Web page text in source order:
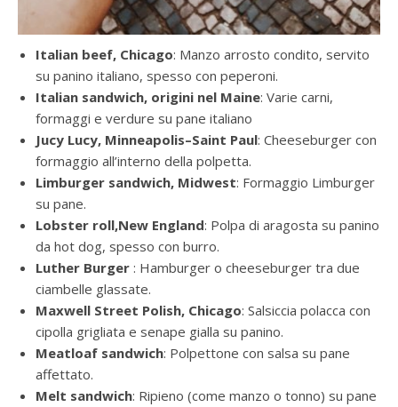
Italian beef, Chicago: Manzo arrosto condito, servito
su panino italiano, spesso con peperoni.
Italian sandwich, origini nel Maine: Varie carni,
formaggi e verdure su pane italiano
Jucy Lucy, Minneapolis–Saint Paul: Cheeseburger con
formaggio all’interno della polpetta.
Limburger sandwich, Midwest: Formaggio Limburger
su pane.
Lobster roll,New England: Polpa di aragosta su panino
da hot dog, spesso con burro.
Luther Burger : Hamburger o cheeseburger tra due
ciambelle glassate.
Maxwell Street Polish, Chicago: Salsiccia polacca con
cipolla grigliata e senape gialla su panino.
Meatloaf sandwich: Polpettone con salsa su pane
affettato.
Melt sandwich: Ripieno (come manzo o tonno) su pane